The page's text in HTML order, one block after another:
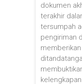
dokumen
terakhir
tersumpah
pengiriman